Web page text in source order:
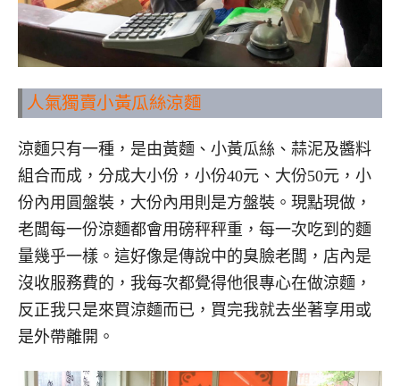
人氣獨賣小黃瓜絲涼麵
涼麵只有一種，是由黃麵、小黃瓜絲、蒜泥及醬料
組合而成，分成大小份，小份40元、大份50元，小
份內用圓盤裝，大份內用則是方盤裝。現點現做，
老闆每一份涼麵都會用磅秤秤重，每一次吃到的麵
量幾乎一樣。這好像是傳說中的臭臉老闆，店內是
沒收服務費的，我每次都覺得他很專心在做涼麵，
反正我只是來買涼麵而已，買完我就去坐著享用或
是外帶離開。